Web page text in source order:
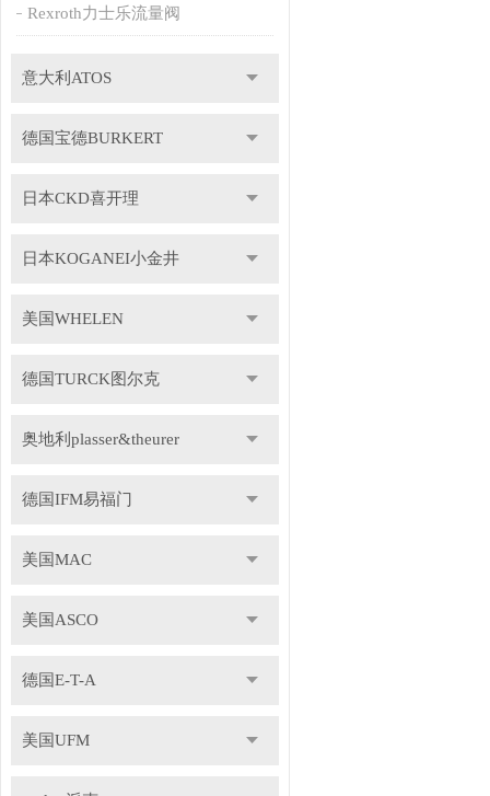
Rexroth力士乐流量阀
意大利ATOS
德国宝德BURKERT
日本CKD喜开理
日本KOGANEI小金井
美国WHELEN
德国TURCK图尔克
奥地利plasser&theurer
德国IFM易福门
美国MAC
美国ASCO
德国E-T-A
美国UFM